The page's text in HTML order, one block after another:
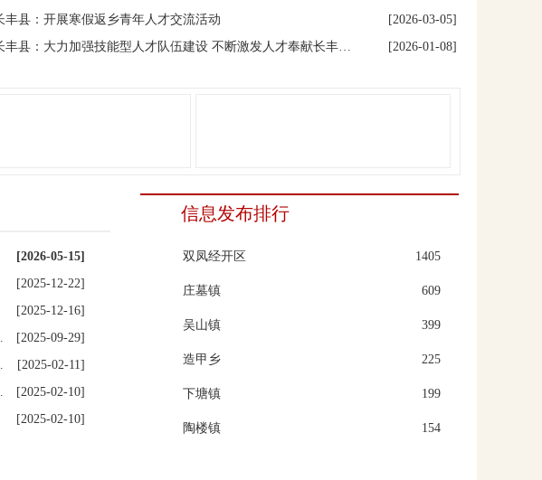
丰县：开展寒假返乡青年人才交流活动
[2026-03-05]
丰县：大力加强技能型人才队伍建设 不断激发人才奉献长丰…
[2026-01-08]
[2026-05-15]
[2025-12-22]
[2025-12-16]
[2025-09-29]
[2025-02-11]
[2025-02-10]
[2025-02-10]
信息发布排行
1405
双凤经开区
609
庄墓镇
399
吴山镇
225
造甲乡
199
下塘镇
154
陶楼镇